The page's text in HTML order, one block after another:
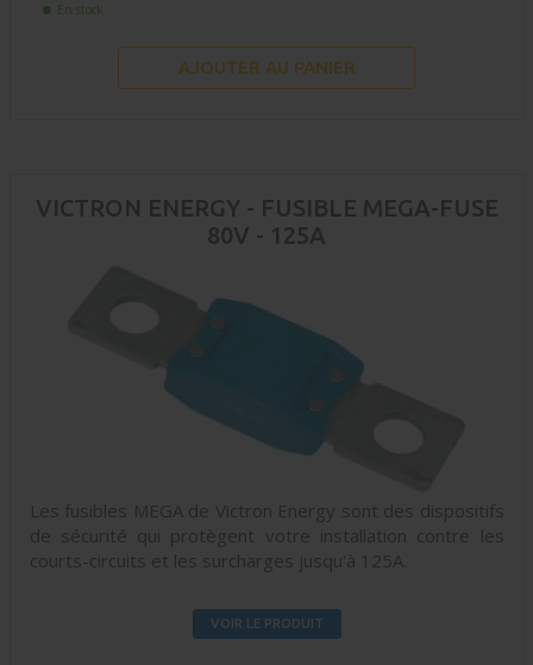
En stock
AJOUTER AU PANIER
VICTRON ENERGY - FUSIBLE MEGA-FUSE
80V - 125A
Les fusibles MEGA de Victron Energy sont des dispositifs
de sécurité qui protègent votre installation contre les
courts-circuits et les surcharges jusqu'à 125A.
VOIR LE PRODUIT